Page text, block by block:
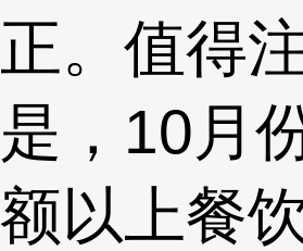
正。值得
是，10月
额以上餐